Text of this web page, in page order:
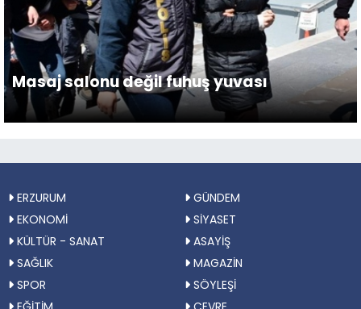
Masaj salonu değil fuhuş yuvası
ERZURUM
GÜNDEM
EKONOMİ
SİYASET
KÜLTÜR - SANAT
ASAYİŞ
SAĞLIK
MAGAZİN
SPOR
SÖYLEŞİ